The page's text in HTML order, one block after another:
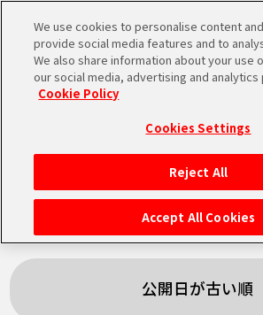
HOME
NEWS
「ガシャポン
索結果
公開日が古い順
We use cookies to personalise content
provide social media features and to
We also share information about your use
our social media, advertising and analytics
Cookie Policy
Cookies Settings
Reject All
Accept All Cookies